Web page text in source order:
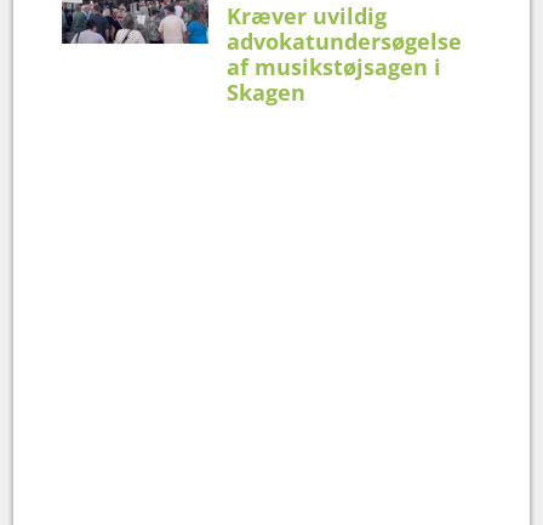
Kræver uvildig
advokatundersøgelse
af musikstøjsagen i
Skagen